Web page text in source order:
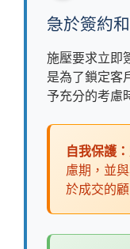
急於簽約
施壓要求立即
是為了鎖定客
予充分的考慮
自我保護：
慮期，並
於成交的